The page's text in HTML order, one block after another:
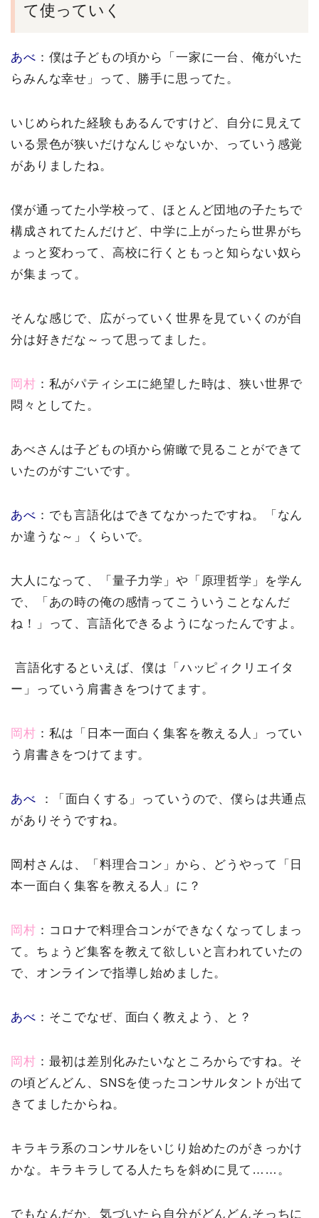
て使っていく
あべ ：僕は子どもの頃から「一家に一台、俺がいた
らみんな幸せ」って、勝手に思ってた。
いじめられた経験もあるんですけど、自分に見えて
いる景色が狭いだけなんじゃないか、っていう感覚
がありましたね。
僕が通ってた小学校って、ほとんど団地の子たちで
構成されてたんだけど、中学に上がったら世界がち
ょっと変わって、高校に行くともっと知らない奴ら
が集まって。
そんな感じで、広がっていく世界を見ていくのが自
分は好きだな～って思ってました。
岡村 ：私がパティシエに絶望した時は、狭い世界で
悶々としてた。
あべさんは子どもの頃から俯瞰で見ることができて
いたのがすごいです。
あべ ：でも言語化はできてなかったですね。「なん
か違うな～」くらいで。
大人になって、「量子力学」や「原理哲学」を学ん
で、「あの時の俺の感情ってこういうことなんだ
ね！」って、言語化できるようになったんですよ。
言語化するといえば、僕は「ハッピィクリエイタ
ー」っていう肩書きをつけてます。
岡村 ：私は「日本一面白く集客を教える人」ってい
う肩書きをつけてます。
あべ ：「面白くする」っていうので、僕らは共通点
がありそうですね。
岡村さんは、「料理合コン」から、どうやって「日
本一面白く集客を教える人」に？
岡村 ：コロナで料理合コンができなくなってしまっ
て。ちょうど集客を教えて欲しいと言われていたの
で、オンラインで指導し始めました。
あべ ：そこでなぜ、面白く教えよう、と？
岡村 ：最初は差別化みたいなところからですね。そ
の頃どんどん、SNSを使ったコンサルタントが出て
きてましたからね。
キラキラ系のコンサルをいじり始めたのがきっかけ
かな。キラキラしてる人たちを斜めに見て……。
でもなんだか、気づいたら自分がどんどんそっちに